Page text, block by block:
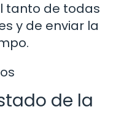
tanto de todas
y de enviar la
de la